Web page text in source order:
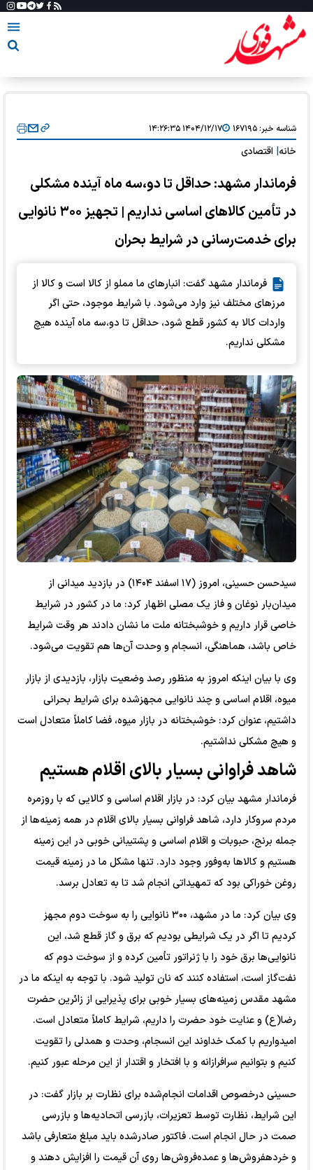
شناسه خبر:۱۶۷۱۹۵ ۱۴۰۴/۱۲/۱۷ ۱۴:۲۶:۳۵
خانه اقتصادی
فرماندار مشهد: حداقل تا دو،سه ماه آینده مشکلی
در تأمین کالا‌های اساسی نداریم | تجهیز ۳۰۰ نانوایی
برای خدمت‌رسانی در شرایط بحران
فرماندار مشهد گفت: انبار‌های ما مملو از کالا است و کالا از
مرز‌های مختلف نیز وارد می‌شود. با شرایط موجود، حتی اگر
واردات کالا به کشور قطع شود، حداقل تا دو،سه ماه آینده هیچ
مشکلی نداریم.
سیدحسن حسینی، امروز (۱۷ اسفند ۱۴۰۴) در بازدید میدانی از
میدان‌بار نوغان و فاز یک مصلی اظهار کرد: ما در کشور در شرایط
خاصی قرار داریم و خوشبختانه ملت ما نشان دادند هر وقت شرایط
خاص باشد، هماهنگی، انسجام و وحدت آن‌ها هم تقویت می‌شود.
وی با بیان اینکه امروز به منظور رصد وضعیت بازار، بازدیدی از بازار
میوه، اقلام اساسی و چند نانوایی مجهزشده برای شرایط بحرانی
داشتیم، عنوان کرد: خوشبختانه در بازار میوه، فضا کاملاً متعادل است
و هیچ مشکلی نداشتیم.
شاهد فراوانی بسیار بالای اقلام هستیم
فرماندار مشهد بیان کرد: در بازار اقلام اساسی و کالایی که با روزمره
مردم سروکار دارد، شاهد فراوانی بسیار بالای اقلام در همه زمینه‌ها از
جمله برنج، حبوبات و اقلام اساسی و پشتیبانی خوبی در این زمینه
هستیم و کالا‌ها به‌وفور وجود دارد. تنها مشکل ما در زمینه قیمت
روغن خوراکی بود که تمهیداتی انجام شد تا به تعادل برسد.
وی بیان کرد: ما در مشهد، ۳۰۰ نانوایی را به سوخت دوم مجهز
کردیم تا اگر در یک شرایطی بودیم که برق و گاز قطع شد، این
نانوایی‌ها برق خود را با ژنراتور تأمین کرده و از سوخت دوم که
نفت‌گاز است، استفاده کنند که نان تولید شود. با توجه به اینکه ما در
مشهد مقدس زمینه‌های بسیار خوبی برای پذیرایی از زائرین حضرت
رضا(ع) و عنایت خود حضرت را داریم، شرایط کاملاً متعادل است.
امیدواریم با کمک خداوند این انسجام، وحدت و همدلی را تقویت
کنیم و بتوانیم سرافرازانه و با افتخار و اقتدار از این مرحله عبور کنیم.
حسینی درخصوص اقدامات انجام‌شده برای نظارت بر بازار گفت: در
این شرایط، نظارت توسط تعزیرات، بازرسی اتحادیه‌ها و بازرسی
صمت در حال انجام است. فاکتور صادرشده باید مبلغ متعارفی باشد
و خرده‎فروش‌ها و عمده‌فروش‌ها روی آن قیمت را افزایش دهند و